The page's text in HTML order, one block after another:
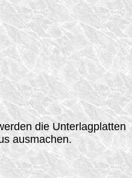
die Unterlagplatten
ausmachen.